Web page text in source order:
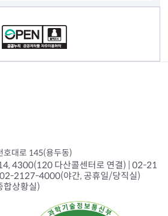
호대로 145(용두동)
4300(120 다산콜센터로 연결) | 02-21
2127-4000(야간, 공휴일/당직실)
상황실)